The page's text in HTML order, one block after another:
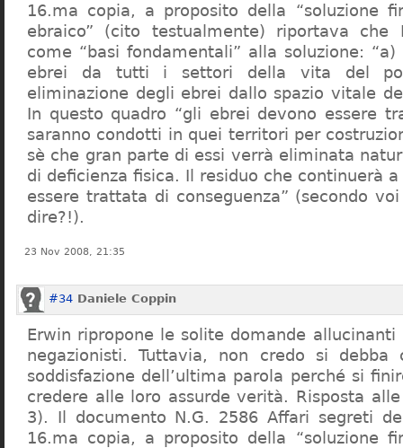
16.ma copia, a proposito della “soluzione
ebraico” (cito testualmente) riportava che
come “basi fondamentali” alla soluzione:
ebrei da tutti i settori della vita del
eliminazione degli ebrei dallo spazio vitale
In questo quadro “gli ebrei devono essere
saranno condotti in quei territori per
sè che gran parte di essi verrà eliminata
di deficienza fisica. Il residuo che continuerà
essere trattata di conseguenza” (secondo
dire?!).
23 Nov 2008, 21:35
#34 Daniele Coppin
Erwin ripropone le solite domande
negazionisti. Tuttavia, non credo si debba
soddisfazione dell’ultima parola perché si
credere alle loro assurde verità. Risposta
3). Il documento N.G. 2586 Affari segreti
16.ma copia, a proposito della “soluzione